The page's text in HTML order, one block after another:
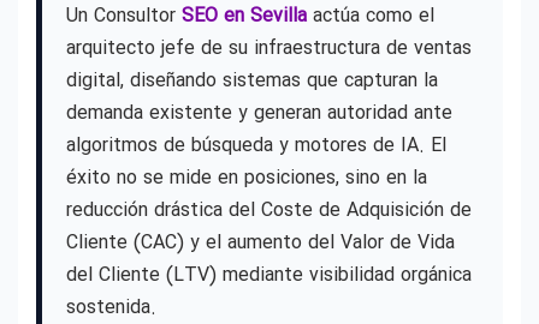
Un Consultor SEO en Sevilla actúa como el
arquitecto jefe de su infraestructura de ventas
digital, diseñando sistemas que capturan la
demanda existente y generan autoridad ante
algoritmos de búsqueda y motores de IA. El
éxito no se mide en posiciones, sino en la
reducción drástica del Coste de Adquisición de
Cliente (CAC) y el aumento del Valor de Vida
del Cliente (LTV) mediante visibilidad orgánica
sostenida.